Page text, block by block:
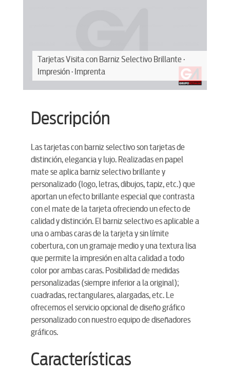
Tarjetas Visita con Barniz Selectivo Brillante ·
Impresión · Imprenta
Descripción
Las tarjetas con barniz selectivo son tarjetas de
distinción, elegancia y lujo. Realizadas en papel
mate se aplica barniz selectivo brillante y
personalizado (logo, letras, dibujos, tapiz, etc.) que
aportan un efecto brillante especial que contrasta
con el mate de la tarjeta ofreciendo un efecto de
calidad y distinción. El barniz selectivo es aplicable a
una o ambas caras de la tarjeta y sin límite
cobertura, con un gramaje medio y una textura lisa
que permite la impresión en alta calidad a todo
color por ambas caras. Posibilidad de medidas
personalizadas (siempre inferior a la original);
cuadradas, rectangulares, alargadas, etc. Le
ofrecemos el servicio opcional de diseño gráfico
personalizado con nuestro equipo de diseñadores
gráficos.
Características